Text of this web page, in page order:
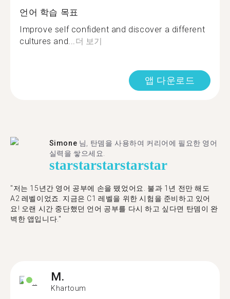
언어 학습 목표
Improve self confident and discover a different
cultures and...더 보기
앱 다운로드
Simone 님, 탄뎀을 사용하여 커리어에 필요한 영어
실력을 쌓으세요.
starstarstarstarstar
"저는 15년간 영어 공부에 손을 뗐었어요. 불과 1년 전만 해도
A2 레벨이었죠. 지금은 C1 레벨을 위한 시험을 준비하고 있어
요! 오랜 시간 중단했던 언어 공부를 다시 하고 싶다면 탄뎀이 완
벽한 앱입니다."
M.
Khartoum